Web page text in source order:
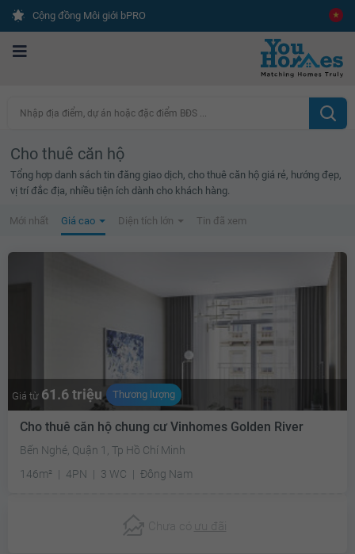
Cộng đồng Môi giới bPRO
Nhập địa điểm, dự án hoặc đặc điểm BĐS ...
Cho thuê căn hộ
Tổng hợp danh sách tin đăng giao dịch, cho thuê căn hộ giá rẻ, hướng đẹp,
vị trí đắc địa, nhiều tiện ích dành cho khách hàng.
Mới nhất Giá cao Diện tích lớn Tin đã xem
Giá từ 61.6 triệu Thương lượng
Cho thuê căn hộ chung cư Vinhomes Golden River
Bến Nghé, Quận 1, Tp Hồ Chí Minh
146m²
4PN 3 WC Đông Nam
Chưa có ưu đãi